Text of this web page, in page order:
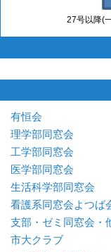
27号以降(
有恒会
理学部同窓会
工学部同窓会
医学部同窓会
生活科学部同窓会
看護系同窓会よつば
支部・ゼミ同窓会・
市大クラブ